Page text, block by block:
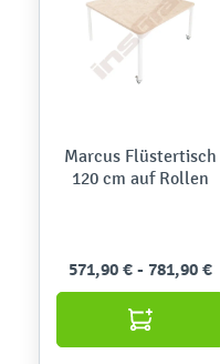
Marcus Flüstertisch
120 cm auf Rollen
571,90 € - 781,90 €